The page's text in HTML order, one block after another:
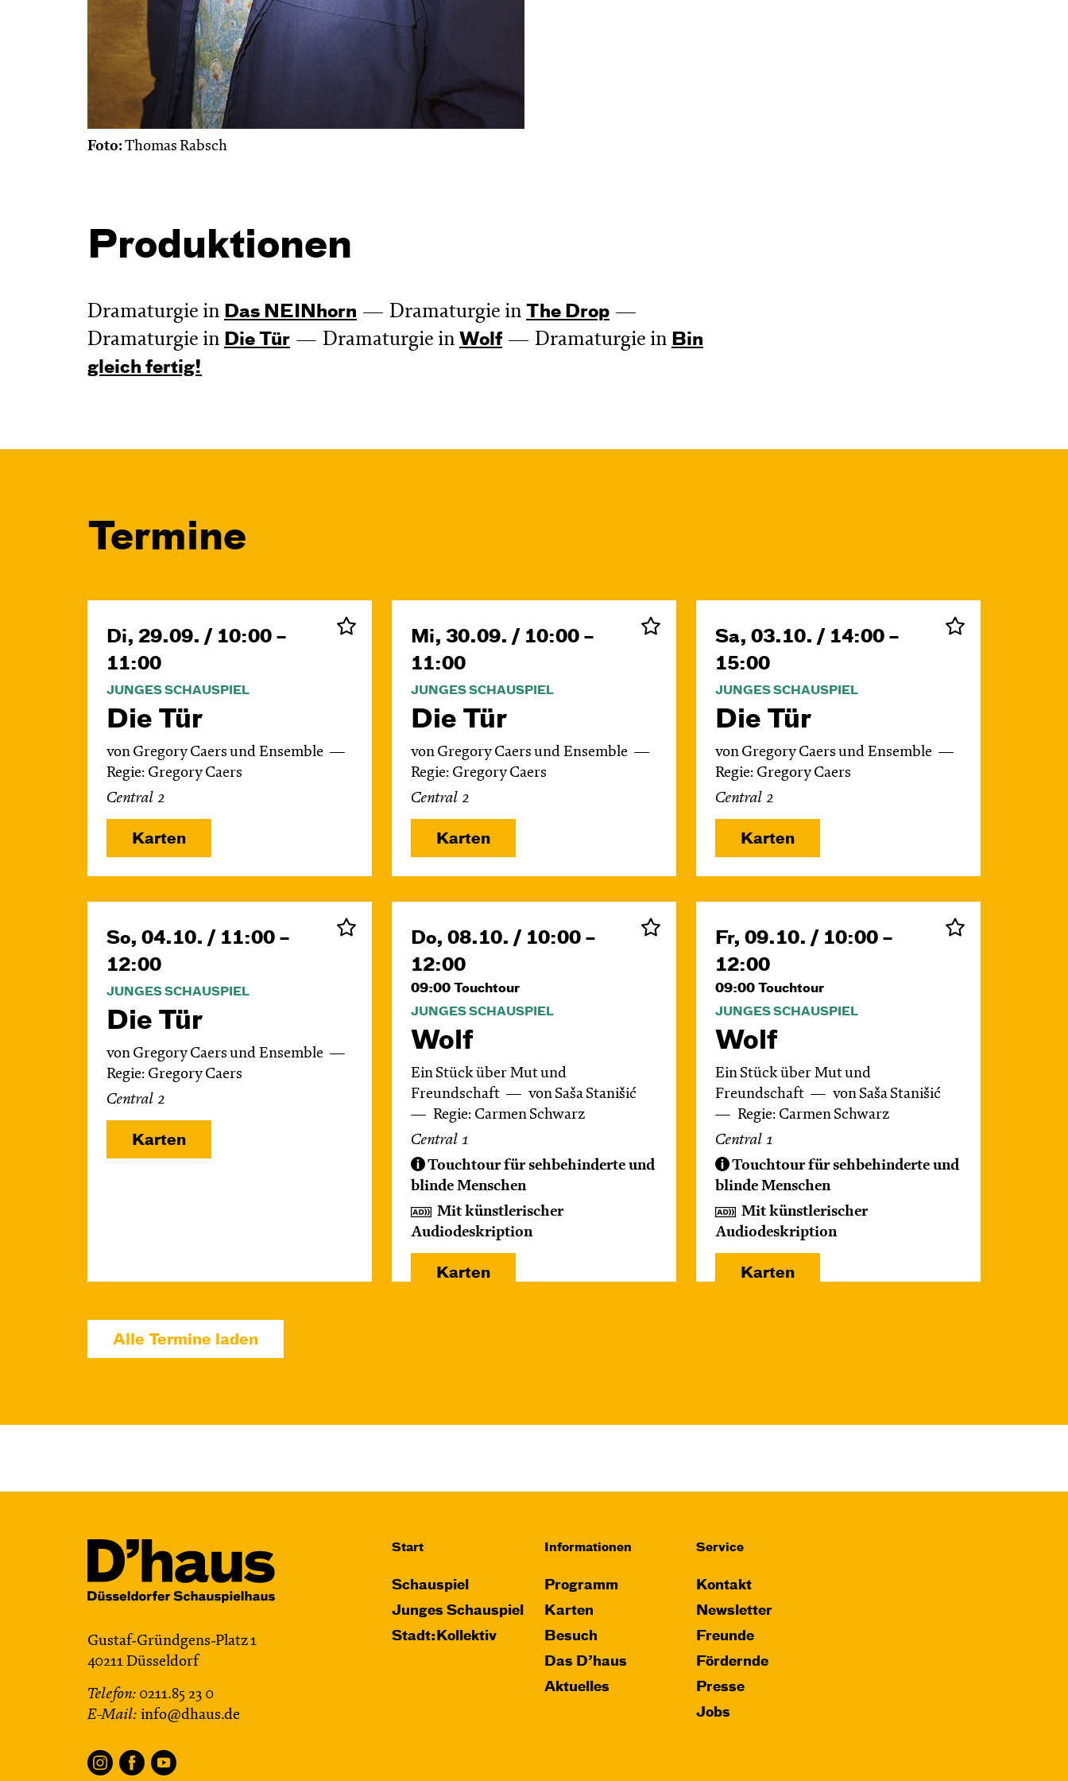
Foto:Thomas Rabsch
Produktionen
Dramaturgie in Das NEIN­horn Dramaturgie in The Drop
Dramaturgie in Die Tür Dramaturgie in Wolf Dramaturgie in Bin
gleich fertig!
Termine
Di, 29.09. / 10:00 –
11:00
JUNGES SCHAUSPIEL
Die Tür
von Gregory Caers und Ensemble
Regie: Gregory Caers
Central 2
Karten
Mi, 30.09. / 10:00 –
11:00
JUNGES SCHAUSPIEL
Die Tür
von Gregory Caers und Ensemble
Regie: Gregory Caers
Central 2
Karten
Sa, 03.10. / 14:00 –
15:00
JUNGES SCHAUSPIEL
Die Tür
von Gregory Caers und Ensemble
Regie: Gregory Caers
Central 2
Karten
So, 04.10. / 11:00 –
12:00
JUNGES SCHAUSPIEL
Die Tür
von Gregory Caers und Ensemble
Regie: Gregory Caers
Central 2
Karten
Do, 08.10. / 10:00 –
12:00
09:00 Touchtour
JUNGES SCHAUSPIEL
Wolf
Ein Stück über Mut und
Freundschaft
von Saša Stanišić
Regie: Carmen Schwarz
Central 1
Touchtour für sehbehinderte und
blinde Menschen
Mit künstlerischer
Audiodeskription
Karten
Fr, 09.10. / 10:00 –
12:00
09:00 Touchtour
JUNGES SCHAUSPIEL
Wolf
Ein Stück über Mut und
Freundschaft
von Saša Stanišić
Regie: Carmen Schwarz
Central 1
Touchtour für sehbehinderte und
blinde Menschen
Mit künstlerischer
Audiodeskription
Karten
JUNGES SCHAUSPIEL
Fuchs
Central 2
Relaxed Performance
Karten
JUNGES SCHAUSPIEL
Fuchs
Karten
JUNGES SCHAUSPIEL
Central 1
11:00
Alle Termine laden
Gustaf-Gründgens-Platz 1
40211 Düsseldorf
Telefon: 0211.85 23 0
E-Mail: info@dhaus.de
Start
Schauspiel
Junges Schauspiel
Stadt:Kollektiv
Informationen
Programm
Karten
Besuch
Das D’haus
Aktuelles
Service
Kontakt
Newsletter
Freunde
Fördernde
Presse
Jobs